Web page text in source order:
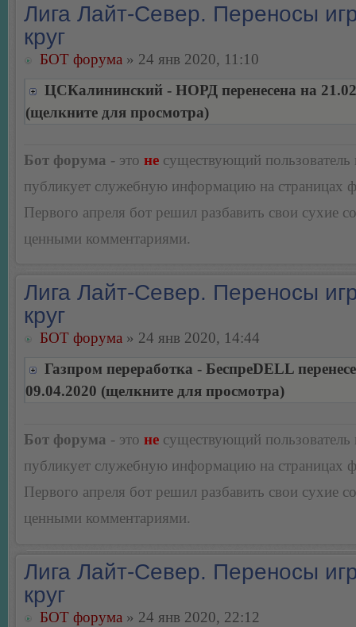
Лига Лайт-Север. Переносы
круг
БОТ форума » 24 янв 2020, 11:10
ЦСКалининский - НОРД перенесена на
(щелкните для просмотра)
Бот форума - это не существующий пользователь
публикует служебную информацию на страницах
Первого апреля бот решил разбавить свои сухие
ценными комментариями.
Лига Лайт-Север. Переносы
круг
БОТ форума » 24 янв 2020, 14:44
Газпром переработка - БеспреDELL
09.04.2020 (щелкните для просмотра)
Бот форума - это не существующий пользователь
публикует служебную информацию на страницах
Первого апреля бот решил разбавить свои сухие
ценными комментариями.
Лига Лайт-Север. Переносы
круг
БОТ форума » 24 янв 2020, 22:12